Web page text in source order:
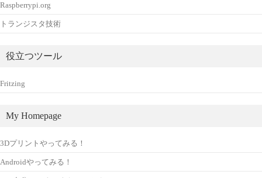
Raspberrypi.org
トランジスタ技術
役立つツール
Fritzing
My Homepage
3Dプリントやってみる！
Androidやってみる！